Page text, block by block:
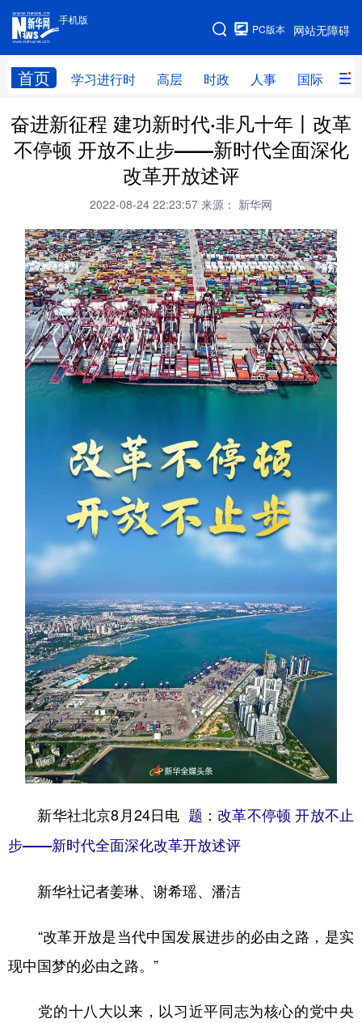
手机版
网站无障碍
PC版本
首页 学习进行时 高层 时政 人事 国际 财
手机版
网站地图
学习进行时 高层 时政 人事
国际 财经 网评 港澳
思客智库 全球连线
文化 书画 健康 军事
访谈 视频 图片 政务
法律 中央文件 金融 汽车
食品 人居 信息化 数字经济
学术中国 乡村振兴 银龄 溯源中国
娱乐 时尚
一带一路 亚太网 上市公司
文化产业
北京 天津
辽宁 吉林 上海 江苏
浙江 安徽 福建 江西
山东 河南 湖北
广东 重庆
多语种频道
English Español
奋进新征程 建功新时代·非凡十年丨改革
不停顿 开放不止步——新时代全面深化
改革开放述评
2022-08-24 22:23:57 来源： 新华网
新华社北京8月24日电 题：改革不停顿 开放不止
步——新时代全面深化改革开放述评
新华社记者姜琳、谢希瑶、潘洁
“改革开放是当代中国发展进步的必由之路，是实
现中国梦的必由之路。”
党的十八大以来，以习近平同志为核心的党中央